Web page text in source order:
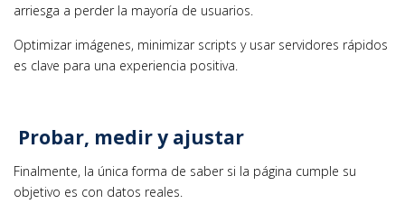
arriesga a perder la mayoría de usuarios.
Optimizar imágenes, minimizar scripts y usar servidores rápidos
es clave para una experiencia positiva.
Probar, medir y ajustar
Finalmente, la única forma de saber si la página cumple su
objetivo es con datos reales.